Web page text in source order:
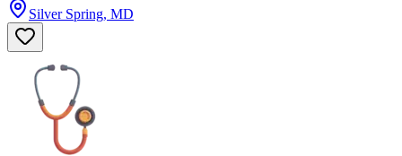
Silver Spring, MD